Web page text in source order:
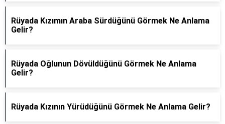
Rüyada Kızımın Araba Sürdüğünü Görmek Ne Anlama
Gelir?
Rüyada Oğlunun Dövüldüğünü Görmek Ne Anlama
Gelir?
Rüyada Kızının Yürüdüğünü Görmek Ne Anlama Gelir?